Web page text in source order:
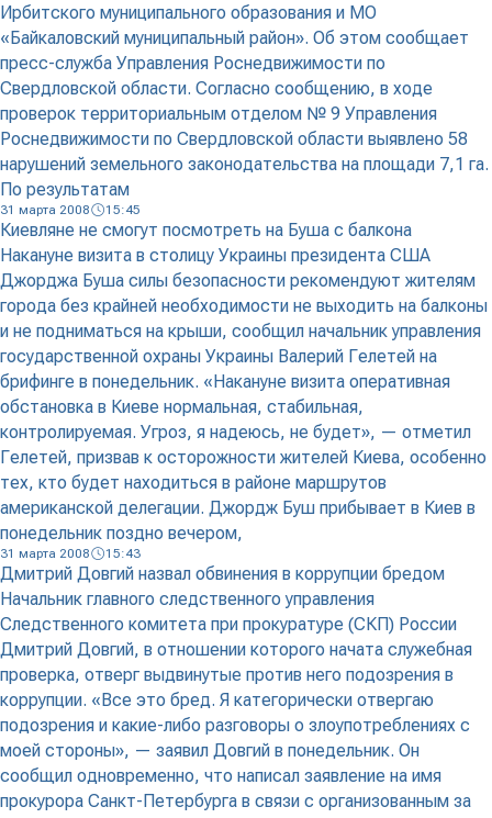
Ирбитского муниципального образования и МО
«Байкаловский муниципальный район». Об этом сообщает
пресс-служба Управления Роснедвижимости по
Свердловской области. Согласно сообщению, в ходе
проверок территориальным отделом № 9 Управления
Роснедвижимости по Свердловской области выявлено 58
нарушений земельного законодательства на площади 7,1 га.
По результатам
31 марта 2008 15:45
Киевляне не смогут посмотреть на Буша с балкона
Накануне визита в столицу Украины президента США
Джорджа Буша силы безопасности рекомендуют жителям
города без крайней необходимости не выходить на балконы
и не подниматься на крыши, сообщил начальник управления
государственной охраны Украины Валерий Гелетей на
брифинге в понедельник. «Накануне визита оперативная
обстановка в Киеве нормальная, стабильная,
контролируемая. Угроз, я надеюсь, не будет», — отметил
Гелетей, призвав к осторожности жителей Киева, особенно
тех, кто будет находиться в районе маршрутов
американской делегации. Джордж Буш прибывает в Киев в
понедельник поздно вечером,
31 марта 2008 15:43
Дмитрий Довгий назвал обвинения в коррупции бредом
Начальник главного следственного управления
Следственного комитета при прокуратуре (СКП) России
Дмитрий Довгий, в отношении которого начата служебная
проверка, отверг выдвинутые против него подозрения в
коррупции. «Все это бред. Я категорически отвергаю
подозрения и какие-либо разговоры о злоупотреблениях с
моей стороны», — заявил Довгий в понедельник. Он
сообщил одновременно, что написал заявление на имя
прокурора Санкт-Петербурга в связи с организованным за